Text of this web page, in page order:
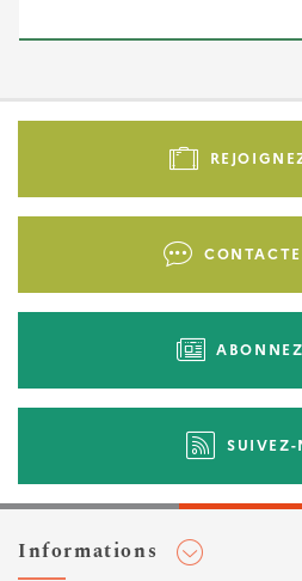
Pied
-
SUIVEZ-
Informations